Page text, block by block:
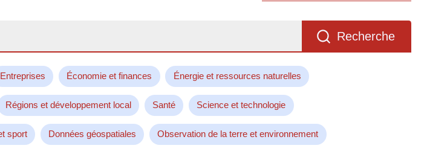
Recherche
Entreprises Économie et finances Énergie et ressources naturelles
Régions et développement local Santé Science et technologie
sport Données géospatiales Observation de la terre et environnement